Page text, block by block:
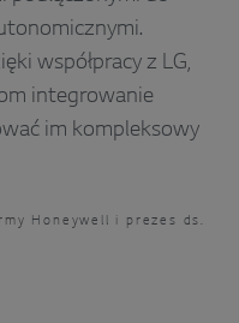
współpracy z LG,
integrowanie
im kompleksowy
Honeywell i prezes ds.